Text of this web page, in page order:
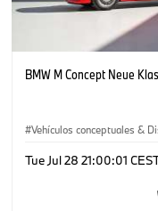
BMW M Concept Neue
Vehículos conceptuales &
Tue Jul 28 21:00:01